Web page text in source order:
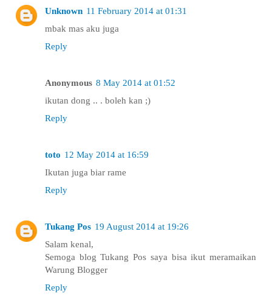
Unknown 11 February 2014 at 01:31
mbak mas aku juga
Reply
Anonymous 8 May 2014 at 01:52
ikutan dong .. . boleh kan ;)
Reply
toto 12 May 2014 at 16:59
Ikutan juga biar rame
Reply
Tukang Pos 19 August 2014 at 19:26
Salam kenal,
Semoga blog Tukang Pos saya bisa ikut meramaikan
Warung Blogger
Reply